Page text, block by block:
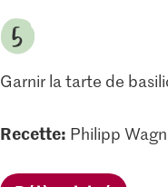
Garnir la tarte de
Recette: Philipp